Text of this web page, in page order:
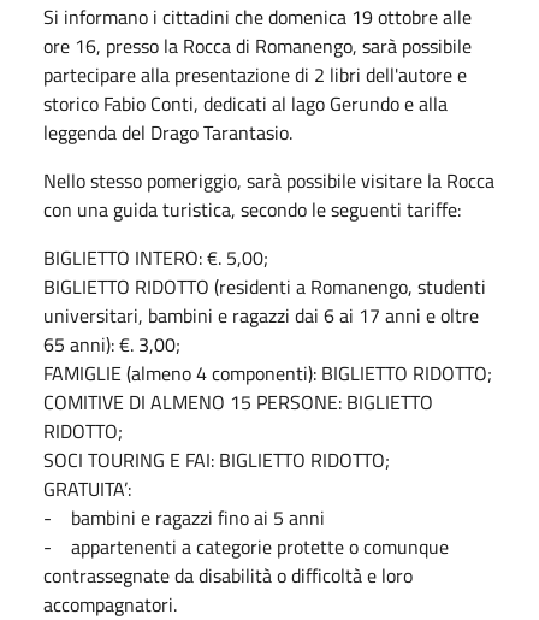
Si informano i cittadini che domenica 19 ottobre alle
ore 16, presso la Rocca di Romanengo, sarà possibile
partecipare alla presentazione di 2 libri dell'autore e
storico Fabio Conti, dedicati al lago Gerundo e alla
leggenda del Drago Tarantasio.
Nello stesso pomeriggio, sarà possibile visitare la Rocca
con una guida turistica, secondo le seguenti tariffe:
BIGLIETTO INTERO: €. 5,00;
BIGLIETTO RIDOTTO (residenti a Romanengo, studenti
universitari, bambini e ragazzi dai 6 ai 17 anni e oltre
65 anni): €. 3,00;
FAMIGLIE (almeno 4 componenti): BIGLIETTO RIDOTTO;
COMITIVE DI ALMENO 15 PERSONE: BIGLIETTO
RIDOTTO;
SOCI TOURING E FAI: BIGLIETTO RIDOTTO;
GRATUITA’:
- bambini e ragazzi fino ai 5 anni
- appartenenti a categorie protette o comunque
contrassegnate da disabilità o difficoltà e loro
accompagnatori.